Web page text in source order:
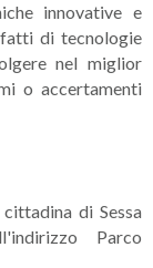
innovative e
di tecnologie
nel miglior
o accertamenti
di Sessa
Parco